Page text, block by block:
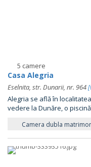
5 camere
Casa Alegria
Eselnita, str. Dunarii, nr. 964
Alegria se află în
vedere la Dunăre, o
Camera dubla